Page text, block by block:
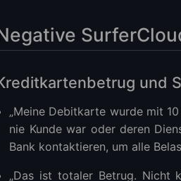
Wechsel von SurferCloud zu
und Empfehlung
und
„Meine Debitkarte wurde mit
nie Kunde war oder deren
Bank kontaktieren, um alle
„Das ist totaler Betrug. Nicht